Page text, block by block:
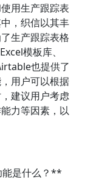
用生产跟踪表
，织信以其丰
生产跟踪表格
模板库、
也提供了
用户可以根据
建议用户考虑
力等因素，以
能是什么？**